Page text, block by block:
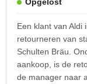
Een klant van Aldi
retourneren van
Schulten Bräu.
aankoop, is de
de manager naar